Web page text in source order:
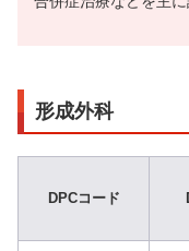
形成外科
DPCコード